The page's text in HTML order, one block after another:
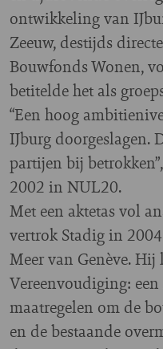
ontwikkeling van
Zeeuw, destijds
Bouwfonds Wonen,
betitelde het als
“Een hoog
IJburg doorgeslagen.
partijen bij
2002 in NUL20.
Met een aktetas vol
vertrok Stadig in
Meer van Genève.
Vereenvoudiging:
maatregelen om de
en de bestaande